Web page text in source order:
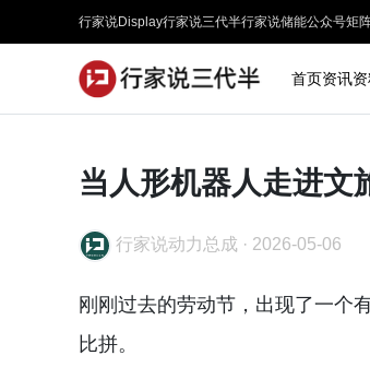
行家说Display行家说三代半行家说储能公众号矩
首页资讯
当人形机器人走进
行家说动力总成 · 2026-05-06
刚刚过去的劳动节，出现了一个
比拼。